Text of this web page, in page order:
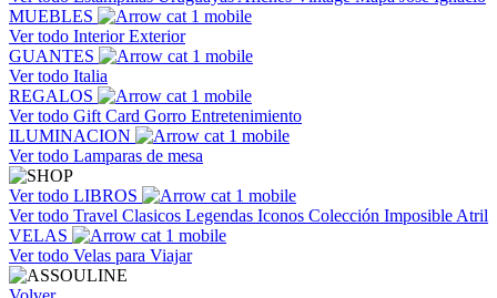
MUEBLES
Ver todo InteriorExterior
GUANTES
Ver todo Italia
REGALOS
Ver todo Gift Card Gorro Entretenimiento
ILUMINACION
Ver todo Lamparas de mesa
Ver todo LIBROS
Ver todo Travel Clasicos Legendas Iconos Colección Imposible Atril
VELAS
Ver todo Velas para Viajar